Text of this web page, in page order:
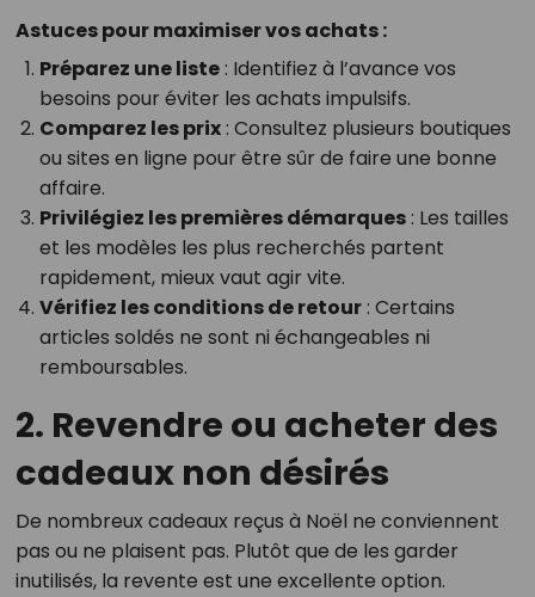
Astuces pour maximiser vos achats :
Préparez une liste: Identifiez à l’avance vos
besoins pour éviter les achats impulsifs.
Comparez les prix: Consultez plusieurs boutiques
ou sites en ligne pour être sûr de faire une bonne
affaire.
Privilégiez les premières démarques: Les tailles
et les modèles les plus recherchés partent
rapidement, mieux vaut agir vite.
Vérifiez les conditions de retour: Certains
articles soldés ne sont ni échangeables ni
remboursables.
2. Revendre ou acheter des
cadeaux non désirés
De nombreux cadeaux reçus à Noël ne conviennent
pas ou ne plaisent pas. Plutôt que de les garder
inutilisés, la revente est une excellente option.